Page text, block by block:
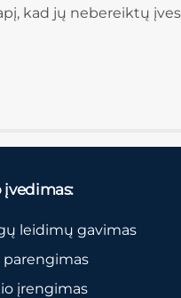
kad jų nebereiktų
leidimų gavimas
parengimas
įrengimas